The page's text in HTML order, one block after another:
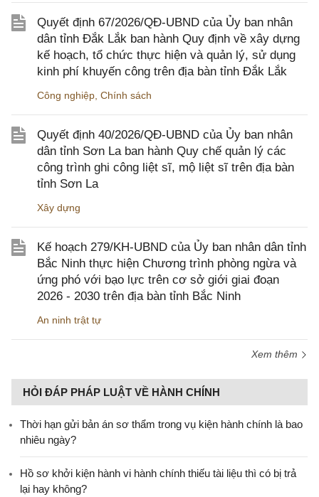
Quyết định 67/2026/QĐ-UBND của Ủy ban nhân
dân tỉnh Đắk Lắk ban hành Quy định về xây dựng
kế hoạch, tổ chức thực hiện và quản lý, sử dụng
kinh phí khuyến công trên địa bàn tỉnh Đắk Lắk
Công nghiệp Chính sách
Quyết định 40/2026/QĐ-UBND của Ủy ban nhân
dân tỉnh Sơn La ban hành Quy chế quản lý các
công trình ghi công liệt sĩ, mộ liệt sĩ trên địa bàn
tỉnh Sơn La
Xây dựng
Kế hoạch 279/KH-UBND của Ủy ban nhân dân tỉnh
Bắc Ninh thực hiện Chương trình phòng ngừa và
ứng phó với bạo lực trên cơ sở giới giai đoạn
2026 - 2030 trên địa bàn tỉnh Bắc Ninh
An ninh trật tự
Xem thêm
HỎI ĐÁP PHÁP LUẬT VỀ HÀNH CHÍNH
Thời hạn gửi bản án sơ thẩm trong vụ kiện hành chính là bao
nhiêu ngày?
Hồ sơ khởi kiện hành vi hành chính thiếu tài liệu thì có bị trả
lại hay không?